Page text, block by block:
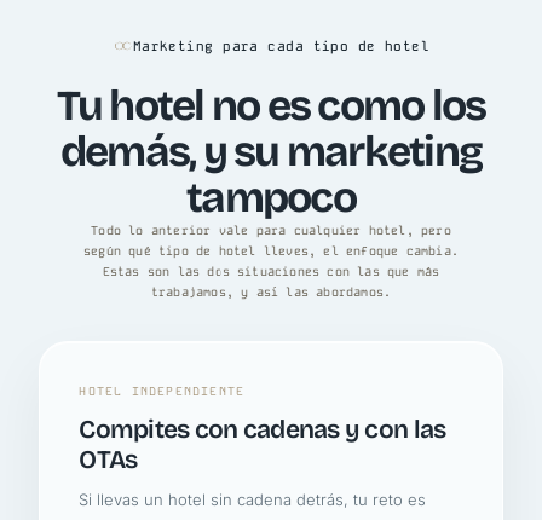
Marketing para cada tipo de hotel
Tu hotel no es como los
demás, y su marketing
tampoco
Todo lo anterior vale para cualquier hotel, pero
según qué tipo de hotel lleves, el enfoque cambia.
Estas son las dos situaciones con las que más
trabajamos, y así las abordamos.
HOTEL INDEPENDIENTE
Compites con cadenas y con las
OTAs
Si llevas un hotel sin cadena detrás, tu reto es